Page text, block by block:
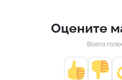
Оцените
Всего